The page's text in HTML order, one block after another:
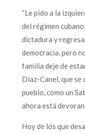
“Le pido a la
del régimen
dictadura y
democracia, pero
familia deje de
Díaz-Canel, que se
pueblo, como un
ahora está
Hoy de los que